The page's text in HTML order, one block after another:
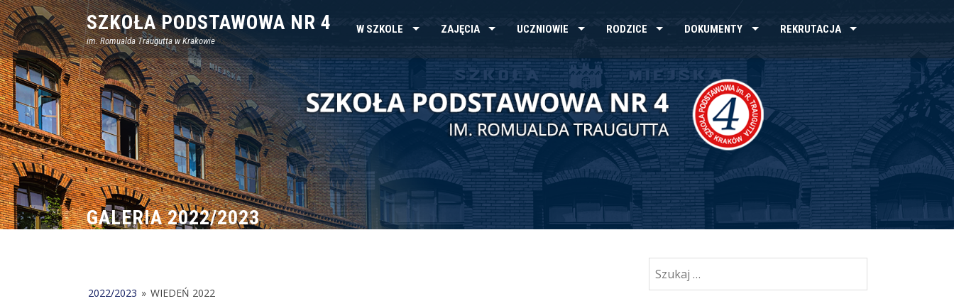
Skip
to
content
SZKOŁA PODSTAWOWA NR 4
im. Romualda Traugutta w Krakowie
W SZKOLE ZAJĘCIA UCZNIOWIE RODZICE DOKUMENTY REKRUTACJA
GALERIA 2022/2023
2022/2023 » WIEDEŃ 2022
Szukaj: